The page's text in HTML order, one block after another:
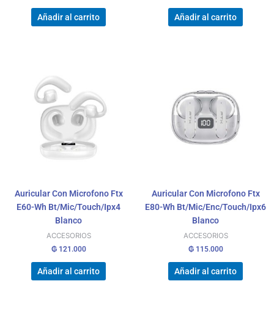
Añadir al carrito Añadir al carrito
Auricular Con Microfono Ftx
E60-Wh Bt/Mic/Touch/Ipx4
Blanco
ACCESORIOS
₲121.000
Añadir al carrito
Auricular Con Microfono Ftx
E80-Wh Bt/Mic/Enc/Touch/Ipx6
Blanco
ACCESORIOS
₲115.000
Añadir al carrito